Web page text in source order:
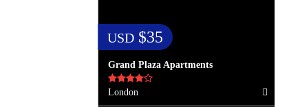
USD $35
Grand Plaza Apartments
London